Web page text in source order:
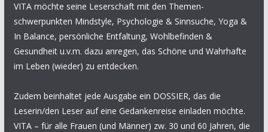
VITA möchte seine Leserschaft mit den Themen-
schwerpunkten Mindstyle, Psychologie & Sinnsuche, Yoga &
In Balance, persönliche Entfaltung, Wohlbefinden &
Gesundheit u.v.m. dazu anregen, das Schöne und Wahrhafte
im Leben (wieder) zu entdecken.
Zudem beinhaltet jede Ausgabe ein DOSSIER, das die
Leserin/den Leser auf eine Gedankenreise einladen möchte.
VITA – für alle Frauen (und Männer) zw. 30 und 60 Jahren, die